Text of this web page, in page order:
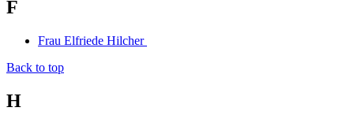
F
Frau Elfriede Hilcher
Back to top
H